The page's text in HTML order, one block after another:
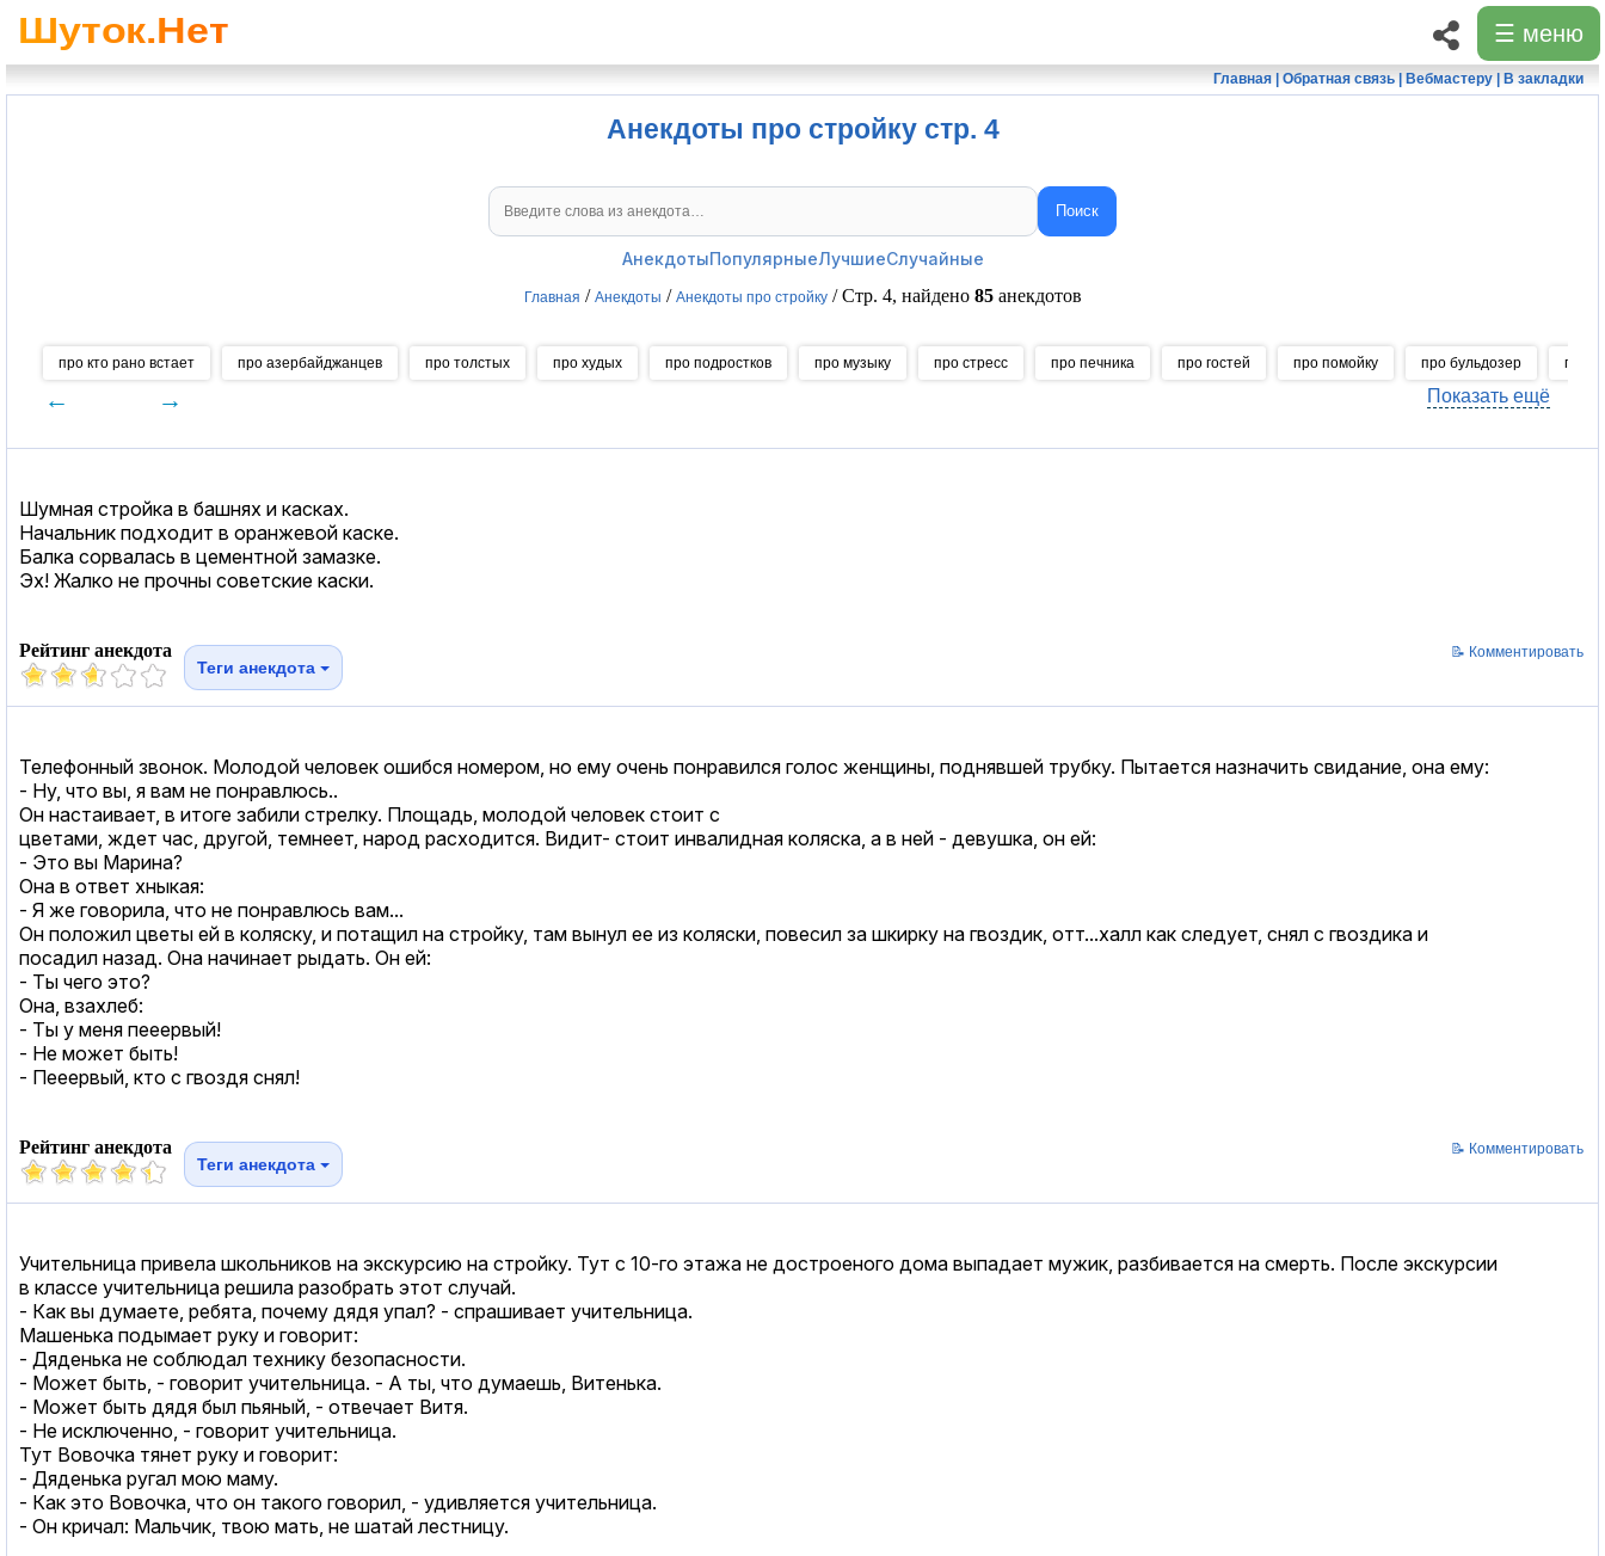
☰ меню
Главная| Обратная связь| Вебмастеру| В закладки
Анекдоты про стройку стр. 4
Поиск
АнекдотыПопулярныеЛучшиеСлучайные
Главная / Анекдоты / Анекдоты про стройку/ Стр. 4, найдено 85анекдотов
про кто рано встает про азербайджанцев про толстых про худых про подростков про музыку про стресс про печника про гостей про помойку про бульдозер про
← → Показать ещё
Шумная стройка в башнях и касках.
Начальник подходит в оранжевой каске.
Балка сорвалась в цементной замазке.
Эх! Жалко не прочны советские каски.
Рейтинг анекдота
Теги анекдота
📝 Комментировать
Телефонный звонок. Молодой человек ошибся номером, но ему очень понравился голос женщины, поднявшей трубку. Пытается назначить свидание, она ему:
- Ну, что вы, я вам не понравлюсь..
Он настаивает, в итоге забили стрелку. Площадь, молодой человек стоит с
цветами, ждет час, другой, темнеет, народ расходится. Видит- стоит инвалидная коляска, а в ней - девушка, он ей:
- Это вы Марина?
Она в ответ хныкая:
- Я же говорила, что не понравлюсь вам...
Он положил цветы ей в коляску, и потащил на стройку, там вынул ее из коляски, повесил за шкирку на гвоздик, отт...халл как следует, снял с гвоздика и
посадил назад. Она начинает рыдать. Он ей:
- Ты чего это?
Она, взахлеб:
- Ты у меня пееервый!
- Не может быть!
- Пееервый, кто с гвоздя снял!
Рейтинг анекдота
Теги анекдота
📝 Комментировать
Учительница привела школьников на экскурсию на стройку. Тут с 10-го этажа не достроеного дома выпадает мужик, разбивается на смерть. После экскурсии
в классе учительница решила разобрать этот случай.
- Как вы думаете, ребята, почему дядя упал? - спрашивает учительница.
Машенька подымает руку и говорит:
- Дяденька не соблюдал технику безопасности.
- Может быть, - говорит учительница. - А ты, что думаешь, Витенька.
- Может быть дядя был пьяный, - отвечает Витя.
- Hе исключенно, - говорит учительница.
Тут Вовочка тянет руку и говорит:
- Дяденька ругал мою маму.
- Как это Вовочка, что он такого говорил, - удивляется учительница.
- Он кричал: Мальчик, твою мать, не шатай лестницу.